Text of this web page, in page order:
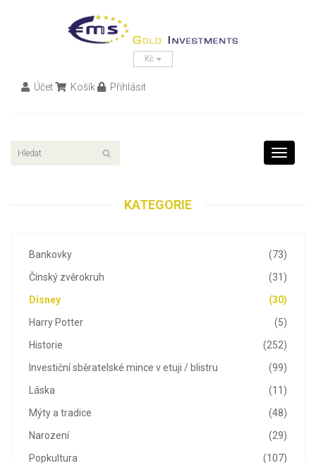
Kč
Účet Košík Přihlásit
Toggle
KATEGORIE
(73)
Bankovky
(31)
Čínský zvěrokruh
(30)
Disney
(5)
Harry Potter
(252)
Historie
(99)
Investiční sběratelské mince v etuji / blistru
(11)
Láska
(48)
Mýty a tradice
(29)
Narození
(107)
Popkultura